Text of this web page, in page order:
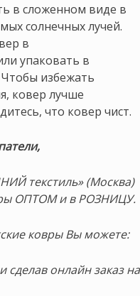
в сложенном виде в
солнечных лучей.
в
упаковать в
избежать
ковер лучше
что ковер чист.
текстиль» (Москва)
ОПТОМ и в РОЗНИЦУ.
ковры Вы можете:
сделав онлайн заказ на